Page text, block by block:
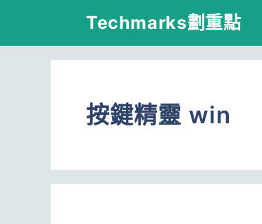
Techmarks劃重點
按鍵精靈 win